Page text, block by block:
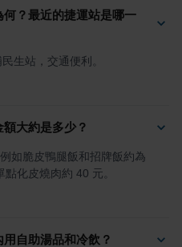
？最近的捷運站是哪一
生站，交通便利。
大約是多少？
如脆皮鴨腿飯和招牌飯約為
化皮燒肉約 40 元。
自助湯品和冷飲？